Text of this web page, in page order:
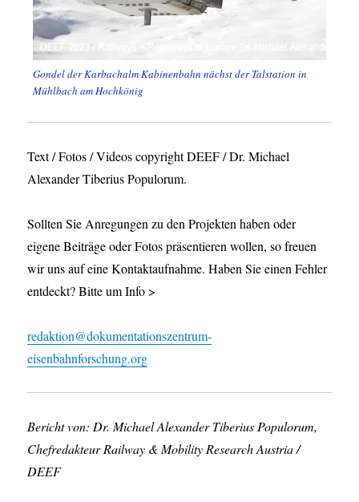
Gondel der Karbachalm Kabinenbahn nächst der Talstation in
Mühlbach am Hochkönig
Text / Fotos / Videos copyright DEEF / Dr. Michael
Alexander Tiberius Populorum.
Sollten Sie Anregungen zu den Projekten haben oder
eigene Beiträge oder Fotos präsentieren wollen, so freuen
wir uns auf eine Kontaktaufnahme. Haben Sie einen Fehler
entdeckt? Bitte um Info >
redaktion@dokumentationszentrum-
eisenbahnforschung.org
Bericht von: Dr. Michael Alexander Tiberius Populorum,
Chefredakteur Railway & Mobility Research Austria /
DEEF